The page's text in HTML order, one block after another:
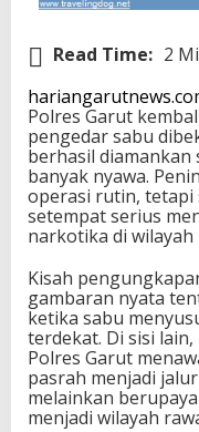
Read Time: 2
Polres Garut
pengedar sabu
berhasil diamankan
banyak nyawa.
operasi rutin, tetapi
setempat serius
narkotika di
Kisah
gambaran nyata
ketika sabu
terdekat. Di sisi
Polres Garut
pasrah menjadi
melainkan
menjadi wilayah